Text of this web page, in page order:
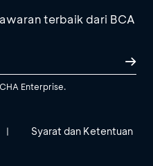
terbaik dari BCA
Enterprise.
| Syarat dan Ketentuan